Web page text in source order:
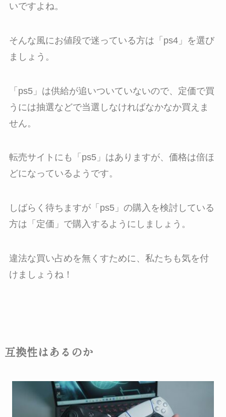
いですよね。
そんな風にお値段で迷っている方は「ps4」を選び
ましょう。
「ps5」は供給が追いついていないので、定価で買
うには抽選などで当選しなければなかなか買えま
せん。
転売サイトにも「ps5」はありますが、価格は倍ほ
どになっているようです。
しばらく待ちますが「ps5」の購入を検討している
方は「定価」で購入するようにしましょう。
違法な買い占めを無くすために、私たちも気を付
けましょうね！
互換性はあるのか